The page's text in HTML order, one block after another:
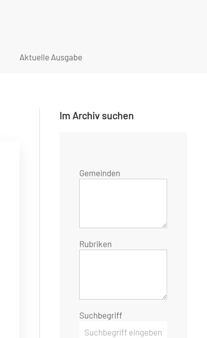
Aktuelle Ausgabe
Im Archiv suchen
Gemeinden
Rubriken
Suchbegriff